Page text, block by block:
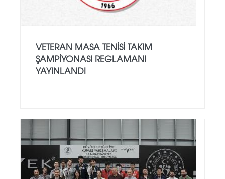
VETERAN MASA TENISI TAKIM
ŞAMPIYONASI REGLAMANI
YAYINLANDI